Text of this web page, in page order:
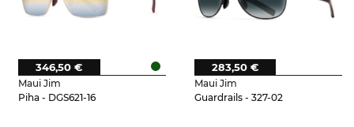
Maui Jim
Piha - DGS621-16
346,50 €
Maui Jim
Guardrails - 327-02
283,50 €